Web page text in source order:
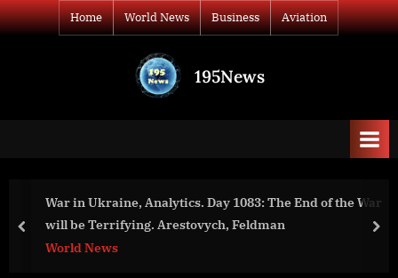
Skip
to
Home World News Business Aviation
195News
War in Ukraine, Analytics. Day 1083: The End of the War
will be Terrifying. Arestovych, Feldman
World News
prev